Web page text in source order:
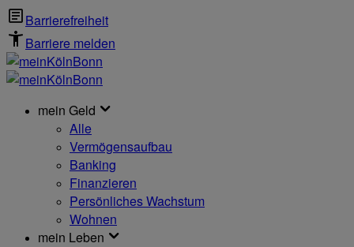
Barrierefreiheit
Barriere melden
mein Geld
Alle
Vermögensaufbau
Banking
Finanzieren
Persönliches Wachstum
Wohnen
mein Leben